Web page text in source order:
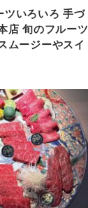
ツいろいろ 手づ
店 旬のフルーツ
ムージーやスイ